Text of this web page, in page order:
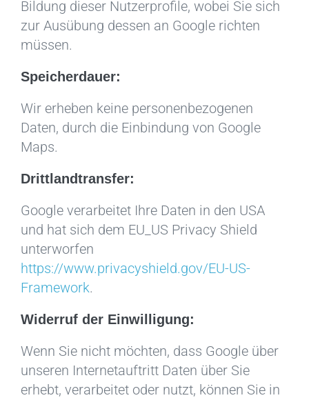
Bildung dieser Nutzerprofile, wobei Sie sich
zur Ausübung dessen an Google richten
müssen.
Speicherdauer:
Wir erheben keine personenbezogenen
Daten, durch die Einbindung von Google
Maps.
Drittlandtransfer:
Google verarbeitet Ihre Daten in den USA
und hat sich dem EU_US Privacy Shield
unterworfen
https://www.privacyshield.gov/EU-US-
Framework.
Widerruf der Einwilligung:
Wenn Sie nicht möchten, dass Google über
unseren Internetauftritt Daten über Sie
erhebt, verarbeitet oder nutzt, können Sie in